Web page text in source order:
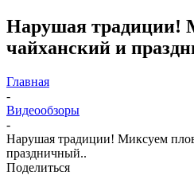
Нарушая традиции!
чайханский и
Главная
-
Видеообзоры
-
Нарушая традиции! Миксуем
праздничный..
Поделиться